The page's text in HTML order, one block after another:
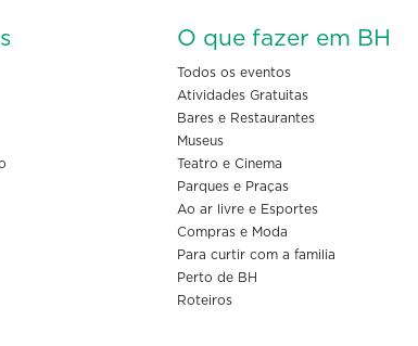
O que fazer em BH
Todos os eventos
Atividades Gratuitas
Bares e Restaurantes
Museus
Teatro e Cinema
Parques e Praças
Ao ar livre e Esportes
Compras e Moda
Para curtir com a familia
Perto de BH
Roteiros